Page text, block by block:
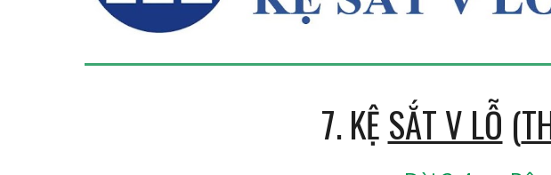
7. KỆ SẮT V LỖ (